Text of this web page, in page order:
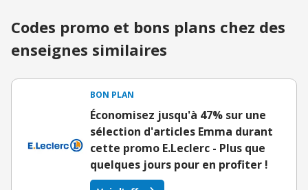
Codes promo et bons plans chez des
enseignes similaires
BON PLAN
Économisez jusqu'à 47% sur une
sélection d'articles Emma durant
cette promo E.Leclerc - Plus que
quelques jours pour en profiter !